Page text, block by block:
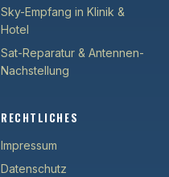
Sky-Empfang in Klinik &
Hotel
Sat-Reparatur & Antennen-
Nachstellung
RECHTLICHES
Impressum
Datenschutz